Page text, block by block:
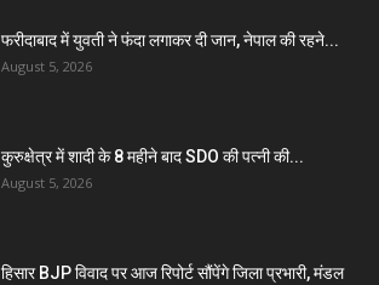
फरीदाबाद में युवती ने फंदा लगाकर दी जान, नेपाल की रहने...
August 5, 2026
कुरुक्षेत्र में शादी के 8 महीने बाद SDO की पत्नी की...
August 5, 2026
हिसार BJP विवाद पर आज रिपोर्ट सौंपेंगे जिला प्रभारी, मंडल